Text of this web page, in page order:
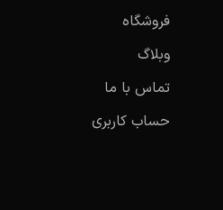
فروشگاه
وبلاگ
تماس با ما
حساب کاربری